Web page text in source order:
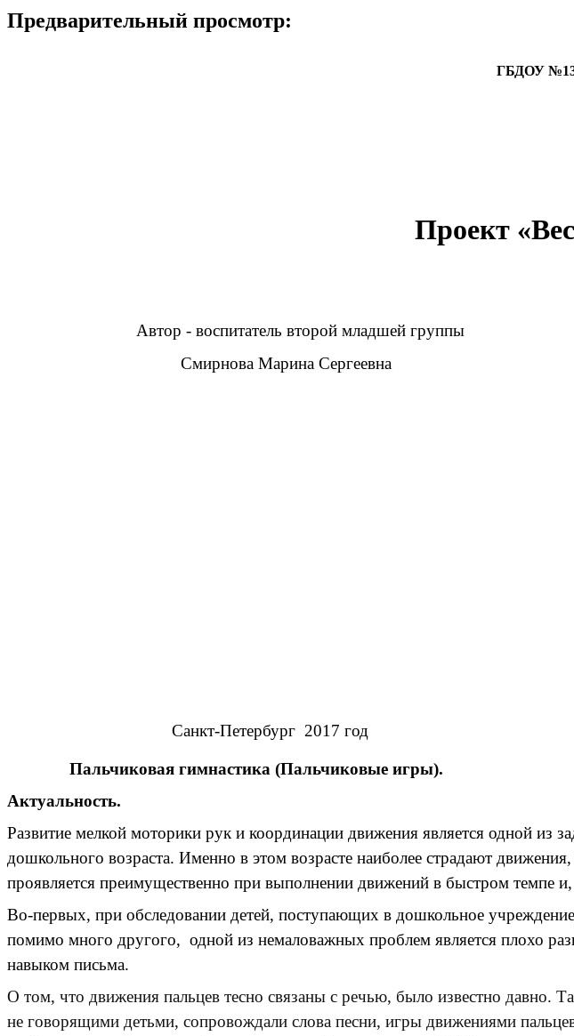
Предварительный просмотр:
ГБДОУ
Проект
Автор - воспитатель второй младшей группы
Смирнова Марина Сергеевна
Санкт-Петербург 2017 год
Пальчиковая гимнастика (Пальчиковые игры).
Актуальность.
Развитие мелкой моторики рук и координации движения является одной из
дошкольного возраста. Именно в этом возрасте наиболее страдают
проявляется преимущественно при выполнении движений в быстром темпе
Во-первых, при обследовании детей, поступающих в дошкольное
помимо много другого, одной из немаловажных проблем является плохо
навыком письма.
О том, что движения пальцев тесно связаны с речью, было известно давно.
не говорящими детьми, сопровождали слова песни, игры движениями